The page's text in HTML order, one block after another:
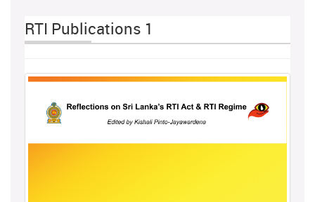
RTI Publications 1